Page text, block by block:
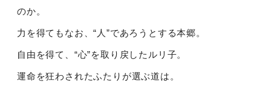
のか。
力を得てもなお、“人”であろうとする本郷。
自由を得て、“心”を取り戻したルリ子。
運命を狂わされたふたりが選ぶ道は。